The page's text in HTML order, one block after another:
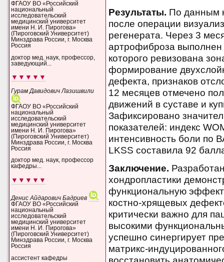
ФГАОУ ВО «Российский
национальный
исследовательский
медицинский университет
имени Н. И. Пирогова»
(Пироговский Университет)
Минздрава России, г. Москва
Россия
доктор мед. наук, профессор,
заведующий...
▼▼▼▼▼
Гурам Давидович Лазишвили
ФГАОУ ВО «Российский
национальный
исследовательский
медицинский университет
имени Н. И. Пирогова»
(Пироговский Университет)
Минздрава России, г. Москва
Россия
доктор мед. наук, профессор
кафедры...
▼▼▼▼▼
Денис Айдарович Бадриев
ФГАОУ ВО «Российский
национальный
исследовательский
медицинский университет
имени Н. И. Пирогова»
(Пироговский Университет)
Минздрава России, г. Москва
Россия
ассистент кафедры
Результаты. По данным
после операции
регенерата. Через 3
артрофиброза выполнен
которого ревизована
формирование
дефекта, признаков
12 месяцев отмечено
движений в суставе и
Зафиксировано
показателей: индекс
интенсивность боли по
LKSS составила 92
Заключение.
хондропластики
функциональную
костно-хрящевых
критически важно для
высокими
успешно синергирует
матрикс-